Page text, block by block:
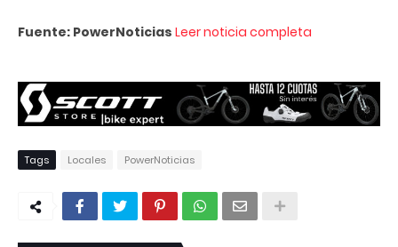
Fuente: PowerNoticias Leer noticia completa
Tags Locales PowerNoticias